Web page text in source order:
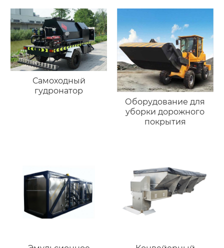
Самоходный
гудронатор
Оборудование для
уборки дорожного
покрытия